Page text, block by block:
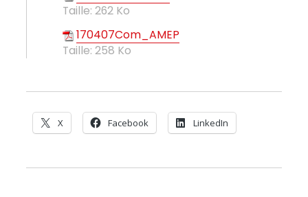
Taille: 262 Ko
170407Com_AMEP
Taille: 258 Ko
X Facebook LinkedIn